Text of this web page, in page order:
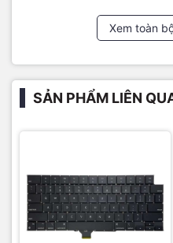
Xem toàn
SẢN PHẨM LIÊN